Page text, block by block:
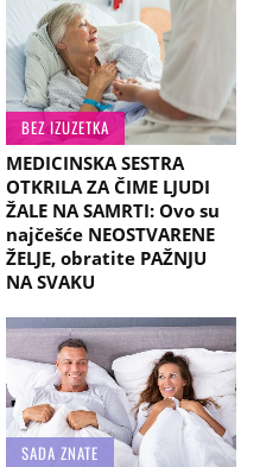
BEZ IZUZETKA
MEDICINSKA SESTRA
OTKRILA ZA ČIME LJUDI
ŽALE NA SAMRTI: Ovo su
najčešće NEOSTVARENE
ŽELJE, obratite PAŽNJU
NA SVAKU
SADA ZNATE